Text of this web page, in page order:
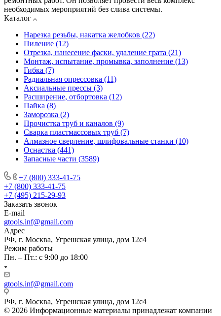
необходимых мероприятий без слива системы.
Каталог
Нарезка резьбы, накатка желобков (22)
Пиление (12)
Отрезка, нанесение фаски, удаление грата (21)
Монтаж, испытание, промывка, заполнение (13)
Гибка (7)
Радиальная опрессовка (11)
Аксиальные прессы (3)
Расширение, отбортовка (12)
Пайка (8)
Заморозка (2)
Прочистка труб и каналов (9)
Сварка пластмассовых труб (7)
Алмазное сверление, шлифовальные станки (10)
Оснастка (441)
Запасные части (3589)
+7 (800) 333-41-75
+7 (800) 333-41-75
+7 (495) 215-29-93
Заказать звонок
E-mail
gtools.inf@gmail.com
Адрес
РФ, г. Москва, Угрешская улица, дом 12с4
Режим работы
Пн. – Пт.: с 9:00 до 18:00
gtools.inf@gmail.com
РФ, г. Москва, Угрешская улица, дом 12с4
© 2026 Информационные материалы принадлежат компании